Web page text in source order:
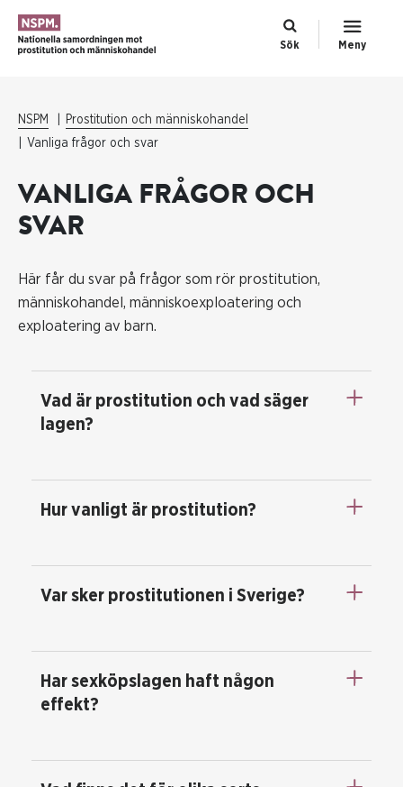
Sök Meny
NSPM
Prostitution och människohandel
Vanliga frågor och svar
VANLIGA FRÅGOR OCH
SVAR
Här får du svar på frågor som rör prostitution,
människohandel, människoexploatering och
exploatering av barn.
Vad är prostitution och vad säger
lagen?
Hur vanligt är prostitution?
Var sker prostitutionen i Sverige?
Har sexköpslagen haft någon
effekt?